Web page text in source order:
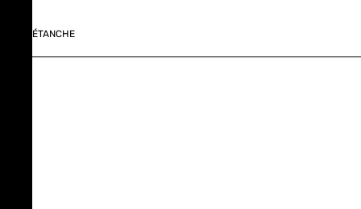
ÉTANCHE